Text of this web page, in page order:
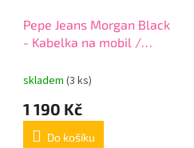
Pepe Jeans Morgan Black
- Kabelka na mobil /
skladem (3 ks)
1 190 Kč
Do košíku